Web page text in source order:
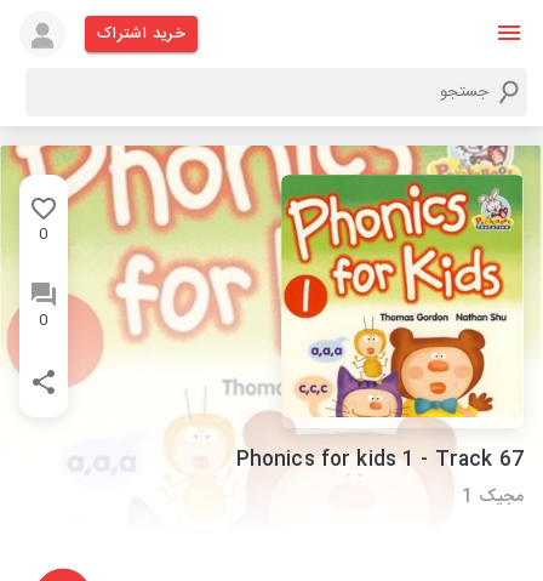
خرید اشتراک
0
0
Phonics for kids 1 - Track 67
مجیک 1